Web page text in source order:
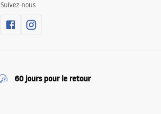
Suivez-nous
60 jours pour le retour